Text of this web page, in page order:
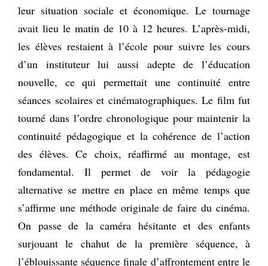
leur situation sociale et économique. Le tournage
avait lieu le matin de 10 à 12 heures. L’après-midi,
les élèves restaient à l’école pour suivre les cours
d’un instituteur lui aussi adepte de l’éducation
nouvelle, ce qui permettait une continuité entre
séances scolaires et cinématographiques. Le film fut
tourné dans l’ordre chronologique pour maintenir la
continuité pédagogique et la cohérence de l’action
des élèves. Ce choix, réaffirmé au montage, est
fondamental. Il permet de voir la pédagogie
alternative se mettre en place en même temps que
s’affirme une méthode originale de faire du cinéma.
On passe de la caméra hésitante et des enfants
surjouant le chahut de la première séquence, à
l’éblouissante séquence finale d’affrontement entre le